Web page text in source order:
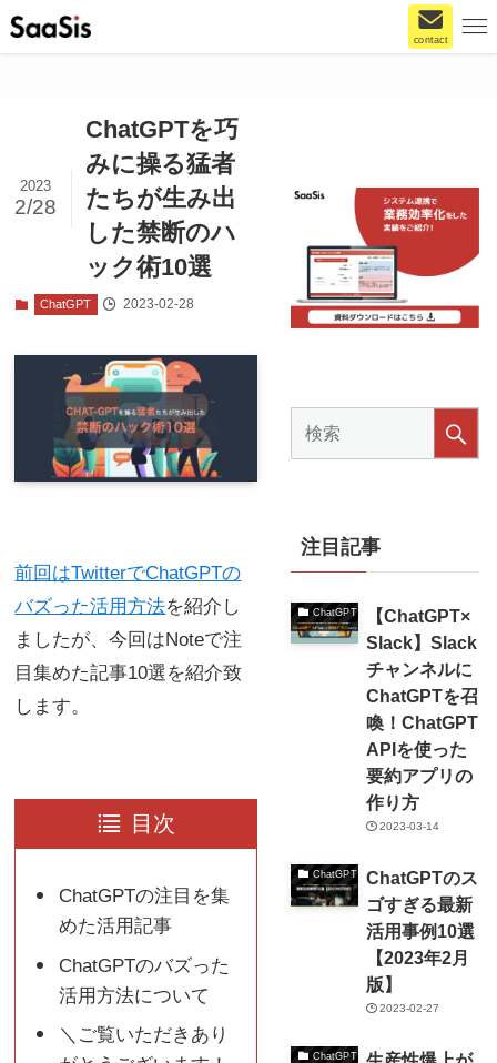
contact
ChatGPTを巧
みに操る猛者
たちが生み出
した禁断のハ
ック術10選
2023
2/28
ChatGPT 2023-02-28
前回はTwitterでChatGPTの
バズった活用方法を紹介し
ましたが、今回はNoteで注
目集めた記事10選を紹介致
します。
目次
ChatGPTの注目を集
めた活用記事
ChatGPTのバズった
活用方法について
＼ご覧いただきあり
注目記事
ChatGPT
【ChatGPT×
Slack】Slack
チャンネルに
ChatGPTを召
喚！ChatGPT
APIを使った
要約アプリの
作り方
2023-03-14
ChatGPT
ChatGPTのス
ゴすぎる最新
活用事例10選
【2023年2月
版】
2023-02-27
ChatGPT